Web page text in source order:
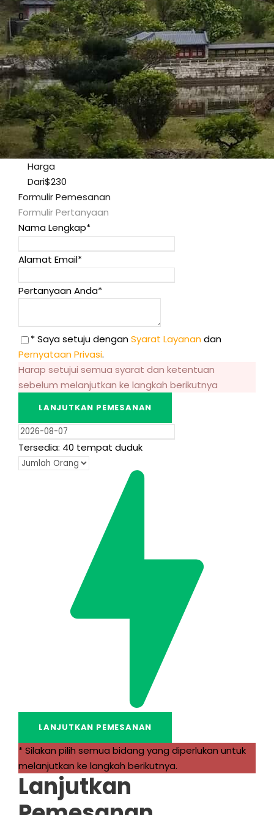
0
Harga
Dari$230
Formulir Pemesanan
Formulir Pertanyaan
Nama Lengkap*
Alamat Email*
Pertanyaan Anda*
* Saya setuju denganSyarat Layanandan
Pernyataan Privasi.
Harap setujui semua syarat dan ketentuan
sebelum melanjutkan ke langkah berikutnya
Tersedia: 40 tempat duduk
* Silakan pilih semua bidang yang diperlukan untuk
melanjutkan ke langkah berikutnya.
Lanjutkan